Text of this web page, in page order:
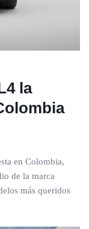
la
en Colombia,
de la marca
más queridos